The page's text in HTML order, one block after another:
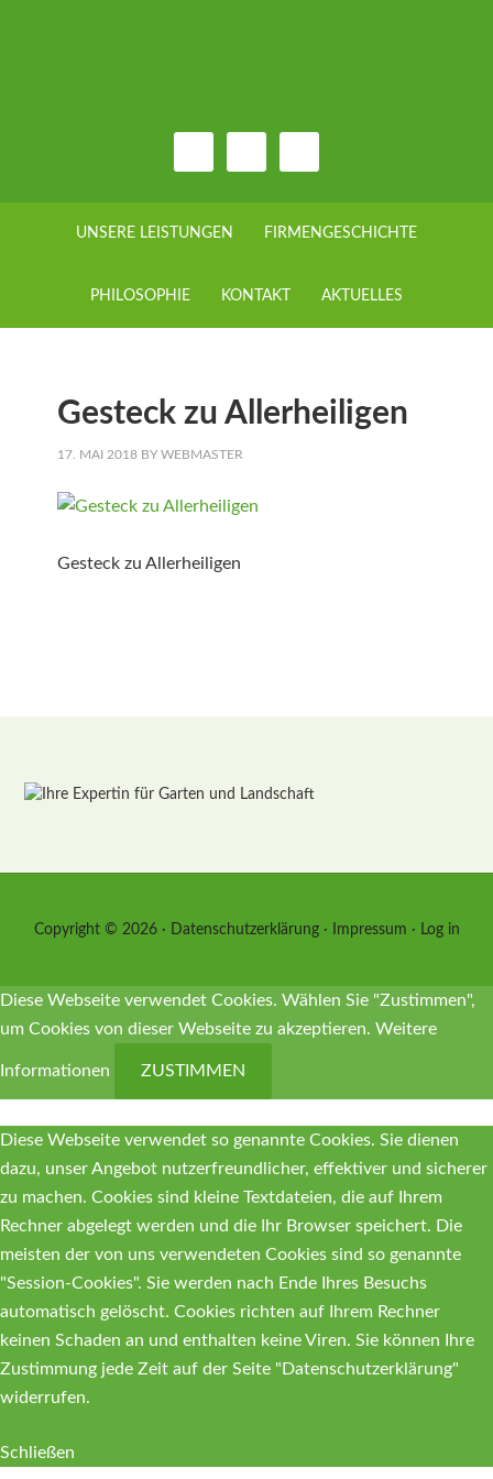
UNSERE LEISTUNGEN FIRMENGESCHICHTE
PHILOSOPHIE KONTAKT AKTUELLES
Gesteck zu Allerheiligen
17. MAI 2018 BYWEBMASTER
Gesteck zu Allerheiligen
Copyright © 2026 · Datenschutzerklärung· Impressum · Log in
Diese Webseite verwendet Cookies. Wählen Sie "Zustimmen",
um Cookies von dieser Webseite zu akzeptieren. Weitere
Informationen ZUSTIMMEN
Diese Webseite verwendet so genannte Cookies. Sie dienen
dazu, unser Angebot nutzerfreundlicher, effektiver und sicherer
zu machen. Cookies sind kleine Textdateien, die auf Ihrem
Rechner abgelegt werden und die Ihr Browser speichert. Die
meisten der von uns verwendeten Cookies sind so genannte
"Session-Cookies". Sie werden nach Ende Ihres Besuchs
automatisch gelöscht. Cookies richten auf Ihrem Rechner
keinen Schaden an und enthalten keine Viren. Sie können Ihre
Zustimmung jede Zeit auf der Seite "Datenschutzerklärung"
widerrufen.
Schließen